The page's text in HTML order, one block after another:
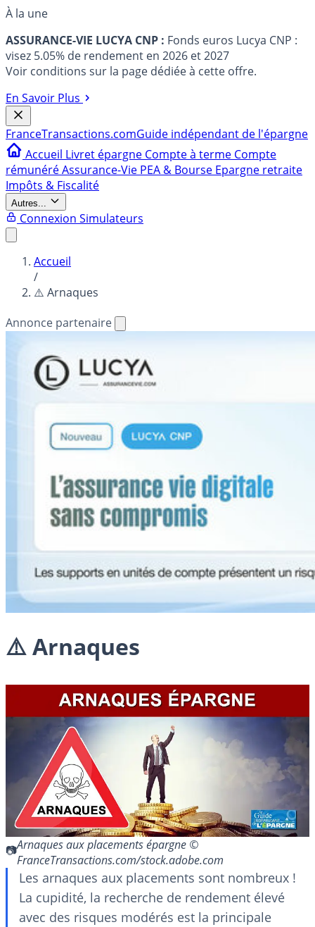
À la une
ASSURANCE-VIE LUCYA CNP : Fonds euros Lucya CNP :
visez 5.05% de rendement en 2026 et 2027
Voir conditions sur la page dédiée à cette offre.
En Savoir Plus
FranceTransactions.comGuide indépendant de l'épargne
Accueil Livret épargne Compte à terme Compte
rémunéréAssurance-Vie PEA & Bourse Epargne retraite
Impôts & Fiscalité
Autres...
Connexion Simulateurs
Accueil
/
⚠️ Arnaques
Annonce partenaire
⚠️ Arnaques
Arnaques aux placements épargne ©
FranceTransactions.com/stock.adobe.com
Les arnaques aux placements sont nombreux !
La cupidité, la recherche de rendement élevé
avec des risques modérés est la principale